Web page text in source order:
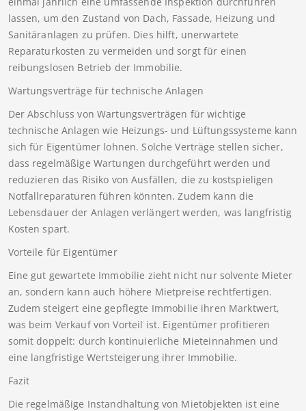
lassen, um den Zustand von Dach, Fassade, Heizung und
Sanitäranlagen zu prüfen. Dies hilft, unerwartete
Reparaturkosten zu vermeiden und sorgt für einen
reibungslosen Betrieb der Immobilie.
Wartungsverträge für technische Anlagen
Der Abschluss von Wartungsverträgen für wichtige
technische Anlagen wie Heizungs- und Lüftungssysteme kann
sich für Eigentümer lohnen. Solche Verträge stellen sicher,
dass regelmäßige Wartungen durchgeführt werden und
reduzieren das Risiko von Ausfällen, die zu kostspieligen
Notfallreparaturen führen könnten. Zudem kann die
Lebensdauer der Anlagen verlängert werden, was langfristig
Kosten spart.
Vorteile für Eigentümer
Eine gut gewartete Immobilie zieht nicht nur solvente Mieter
an, sondern kann auch höhere Mietpreise rechtfertigen.
Zudem steigert eine gepflegte Immobilie ihren Marktwert,
was beim Verkauf von Vorteil ist. Eigentümer profitieren
somit doppelt: durch kontinuierliche Mieteinnahmen und
eine langfristige Wertsteigerung ihrer Immobilie.
Fazit
Die regelmäßige Instandhaltung von Mietobjekten ist eine